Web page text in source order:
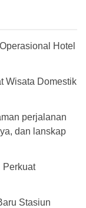
Hotel
Wisata Domestik
perjalanan
dan lanskap
Perkuat
Stasiun